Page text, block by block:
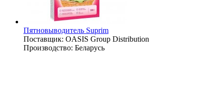
Пятновыводитель Suprim
Поставщик: OASIS Group Distribution
Производство: Беларусь